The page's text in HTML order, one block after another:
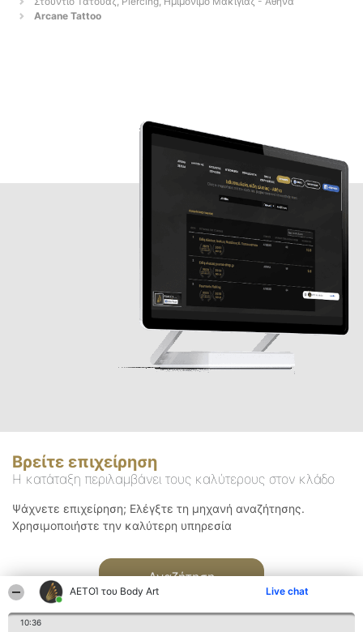
ΑΕΤΟΊ του Body Art Live chat
10:36
Arcane Tattoo
Βρείτε επιχείρηση
Η κατάταξη περιλαμβάνει τους καλύτερους στον κλάδο
Ψάχνετε επιχείρηση; Ελέγξτε τη μηχανή αναζήτησης.
Χρησιμοποιήστε την καλύτερη υπηρεσία
Αναζήτηση